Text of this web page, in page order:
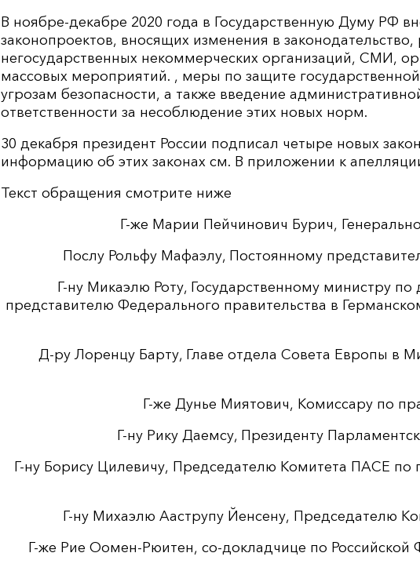
В ноябре-декабре 2020 года в Государственную Думу РФ
законопроектов, вносящих изменения в
негосударственных некоммерческих организаций, СМИ,
массовых мероприятий. , меры по защите
угрозам безопасности, а также введение
ответственности за несоблюдение этих новых норм.
30 декабря президент России подписал четыре новых
информацию об этих законах см. В приложении к
Текст обращения смотрите ниже
Г-же Марии Пейчинович Бурич,
Послу Рольфу Мафаэлу, Постоянному
Г-ну Микаэлю Роту, Государственному министру
представителю Федерального правительства в
Д-ру Лоренцу Барту, Главе отдела Совета Европы в
Г-же Дунье Миятович, Комиссару по
Г-ну Рику Даемсу, Президенту
Г-ну Борису Цилевичу, Председателю Комитета ПАСЕ
Г-ну Михаэлю Ааструпу Йенсену, Председателю
Г-же Рие Оомен-Рюитен, со-докладчице по